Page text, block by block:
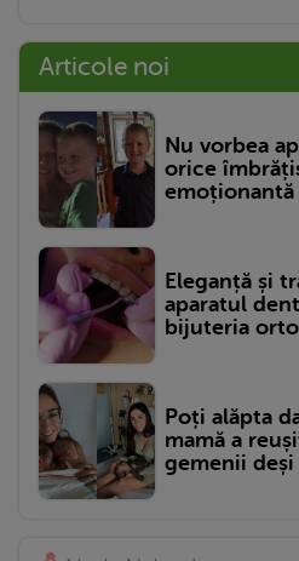
Articole noi
Nu vorbea
orice
emoționantă
Eleganță și
aparatul
bijuteria
Poți alăpta
mamă a
gemenii deși